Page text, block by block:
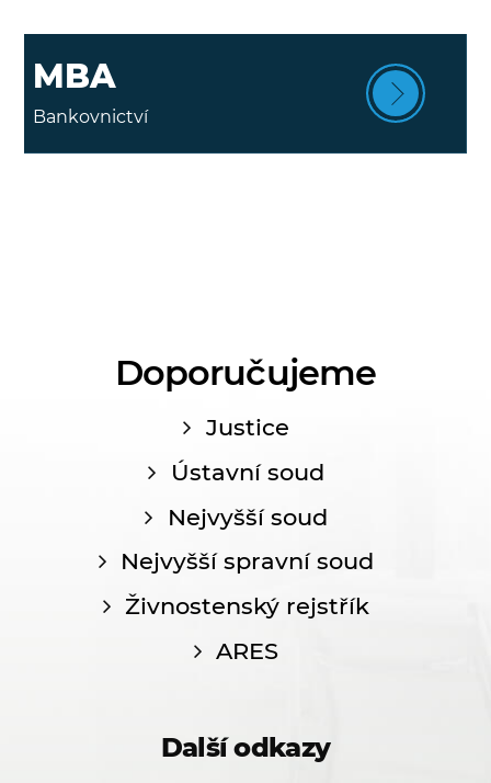
MBA
Bankovnictví
Doporučujeme
Justice
Ústavní soud
Nejvyšší soud
Nejvyšší spravní soud
Živnostenský rejstřík
ARES
Další odkazy